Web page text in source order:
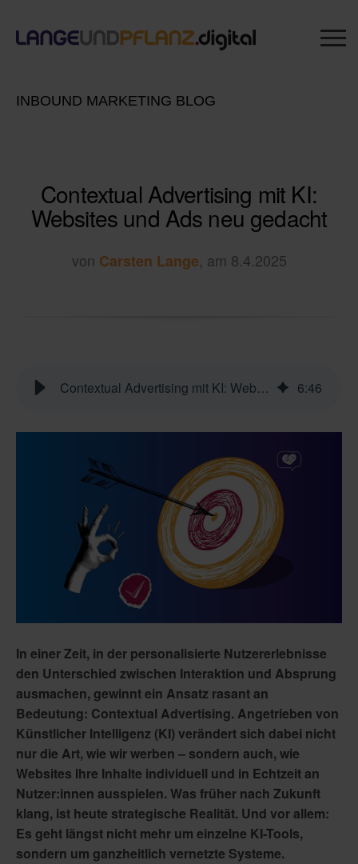
INBOUND MARKETING BLOG
Contextual Advertising mit KI:
Websites und Ads neu gedacht
von Carsten Lange, am 8.4.2025
Contextual Advertising mit KI: Websites und Ads neu gedacht 6:46
In einer Zeit, in der personalisierte Nutzererlebnisse
den Unterschied zwischen Interaktion und Absprung
ausmachen, gewinnt ein Ansatz rasant an
Bedeutung: Contextual Advertising. Angetrieben von
Künstlicher Intelligenz (KI) verändert sich dabei nicht
nur die Art, wie wir werben – sondern auch, wie
Websites Ihre Inhalte individuell und in Echtzeit an
Nutzer:innen ausspielen. Was früher nach Zukunft
klang, ist heute strategische Realität. Und vor allem:
Es geht längst nicht mehr um einzelne KI-Tools,
sondern um ganzheitlich vernetzte Systeme.